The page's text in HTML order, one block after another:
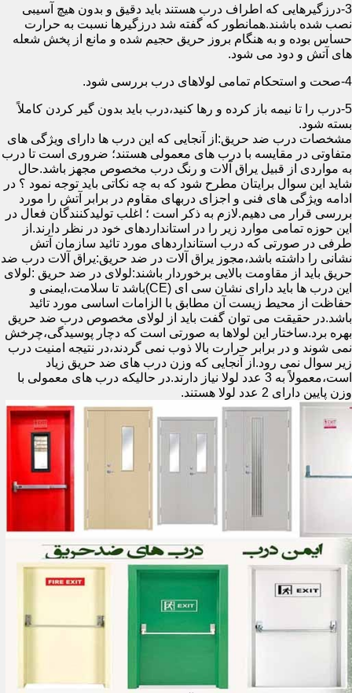
3-درزگیرهایی که اطراف درب هستند باید دقیق و بدون هیچ آسیبی
نصب شده باشند.همانطور که گفته شد درزگیرها نسبت به حرارت
حساس بوده و به هنگام بروز حریق حجیم شده و مانع از پخش شعله
های آتش و دود می شود.
4-صحت و استحکام تمامی لولاهای درب بررسی شود.
5-درب را تا نیمه باز کرده و رها کنید،درب باید بدون گیر کردن کاملاً
بسته شود.
مشخصات درب ضد حریق:از آنجایی که این درب ها دارای ویژگی های
متفاوتی در مقایسه با درب های معمولی هستند؛ ضروری است تا درب
به مواردی از قبیل یراق آلات و رنگ درب مخصوص مجهز باشد.حال
شاید این سوال برایتان مطرح شود که به چه نکاتی باید توجه نمود ؟ در
ادامه ویژگی های فنی و اجزای دربهای مقاوم در برابر آتش را مورد
بررسی قرار می دهیم.لازم به ذکر است ؛ اغلب تولیدکنندگان فعال در
این حوزه تمامی موارد زیر را در استانداردهای خود در نظر دارند.از
طرفی در صورتی که درب استانداردهای مورد تائید سازمان آتش
نشانی را داشته باشد،مجوز یراق آلات در ضد حریق:یراق آلات درب ضد
حریق باید از مقاومت بالایی برخوردار باشند:لولای در ضد حریق :لولای
این درب ها باید دارای نشان سی ای (CE)باشد تا سلامت،ایمنی و
حفاظت از محیط زیست آن مطابق با الزامات اساسی مورد تائید
باشد.در حقیقت می توان گفت باید از لولای مخصوص درب ضد حریق
بهره برد.ساختار این لولاها به صورتی است که دچار پوسیدگی،چرخش
نمی شوند و در برابر حرارت بالا ذوب نمی گردند،در نتیجه امنیت درب
زیر سوال نمی رود.از آنجایی که وزن درب های ضد حریق زیاد
است،معمولاً به 3 عدد لولا نیاز دارند.در حالیکه درب های معمولی با
وزن پایین دارای 2 عدد لولا هستند.